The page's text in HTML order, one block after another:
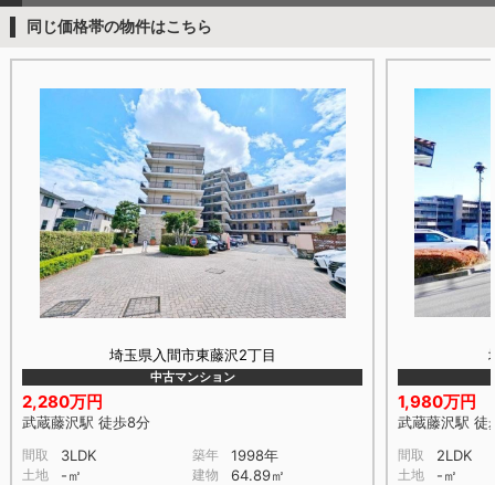
同じ価格帯の物件はこちら
埼玉県入間市東藤沢2丁目
中古マンション
2,280万円
武蔵藤沢駅 徒歩8分
間取 3LDK 築年 1998年
土地 -㎡ 建物 64.89㎡
1,980万円
武蔵藤沢駅 徒
間取 2LDK
土地 -㎡